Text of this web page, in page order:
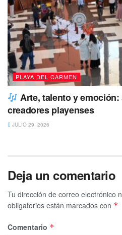
Tags: Corrupción Ejecuciones
violencia
PLAYA DEL CARMEN
Arte, talento y
creadores playenses
JULIO 29, 2026
Deja un comentario
Tu dirección de correo electrónico
obligatorios están marcados con *
Comentario *